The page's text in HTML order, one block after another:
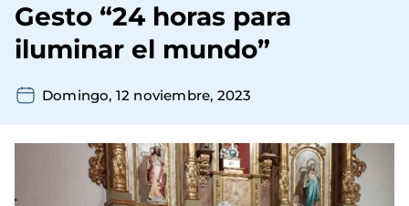
navegación
Gesto “24 horas para
iluminar el mundo”
Domingo, 12 noviembre, 2023